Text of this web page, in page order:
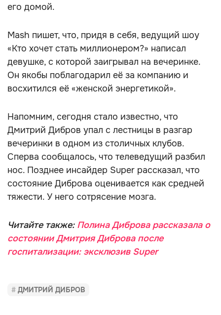
его домой.
Mash пишет, что, придя в себя, ведущий шоу
«Кто хочет стать миллионером?» написал
девушке, с которой заигрывал на вечеринке.
Он якобы поблагодарил её за компанию и
восхитился её «женской энергетикой».
Напомним, сегодня стало известно, что
Дмитрий Дибров упал с лестницы в разгар
вечеринки в одном из столичных клубов.
Сперва сообщалось, что телеведущий разбил
нос. Позднее инсайдер Super рассказал, что
состояние Диброва оценивается как средней
тяжести. У него сотрясение мозга.
Читайте также: Полина Диброва рассказала о
состоянии Дмитрия Диброва после
госпитализации: эксклюзив Super
ДМИТРИЙ ДИБРОВ